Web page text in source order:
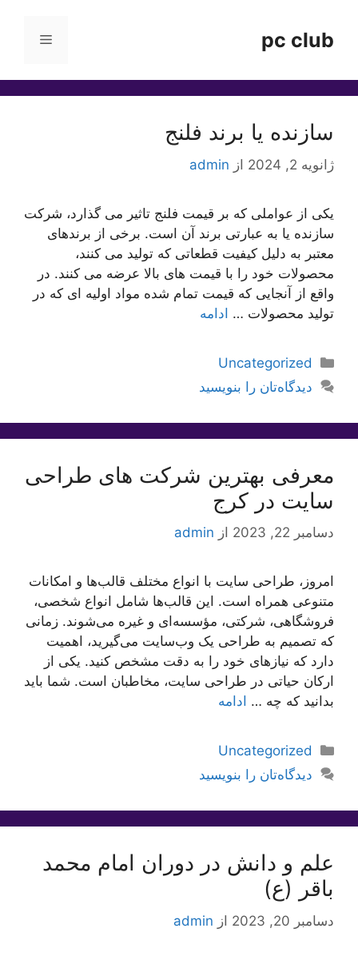
محتواpc club فهرست
سازنده یا برند فلنج
ژانویه 2, 2024 از admin
یکی از عواملی که بر قیمت فلنج تاثیر می گذارد، شرکت
سازنده یا به عبارتی برند آن است. برخی از برندهای
معتبر به دلیل کیفیت قطعاتی که تولید می کنند،
محصولات خود را با قیمت های بالا عرضه می کنند. در
واقع از آنجایی که قیمت تمام شده مواد اولیه ای که در
تولید محصولات … ادامه
دسته‌ها
Uncategorized
دیدگاه‌تان را بنویسید
معرفی بهترین شرکت های طراحی
سایت در کرج
دسامبر 22, 2023 از admin
امروز، طراحی سایت با انواع مختلف قالب‌ها و امکانات
متنوعی همراه است. این قالب‌ها شامل انواع شخصی،
فروشگاهی، شرکتی، مؤسسه‌ای و غیره می‌شوند. زمانی
که تصمیم به طراحی یک وب‌سایت می‌گیرید، اهمیت
دارد که نیازهای خود را به دقت مشخص کنید. یکی از
ارکان حیاتی در طراحی سایت، مخاطبان است. شما باید
بدانید که چه … ادامه
دسته‌ها
Uncategorized
دیدگاه‌تان را بنویسید
علم و دانش در دوران امام محمد
باقر (ع)
دسامبر 20, 2023 از admin